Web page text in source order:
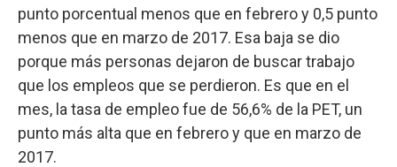
punto porcentual menos que en febrero y 0,5 punto
menos que en marzo de 2017. Esa baja se dio
porque más personas dejaron de buscar trabajo
que los empleos que se perdieron. Es que en el
mes, la tasa de empleo fue de 56,6% de la PET, un
punto más alta que en febrero y que en marzo de
2017.